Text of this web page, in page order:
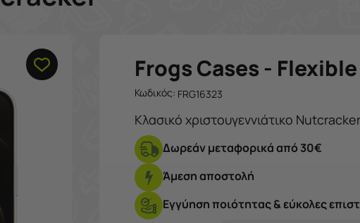
Frogs Cases - Flexible
Κωδικός: FRG16323
Κλασικό χριστουγεννιάτικο
Δωρεάν μεταφορικά από 30€
Άμεση αποστολή
Εγγύηση ποιότητας & εύκολες